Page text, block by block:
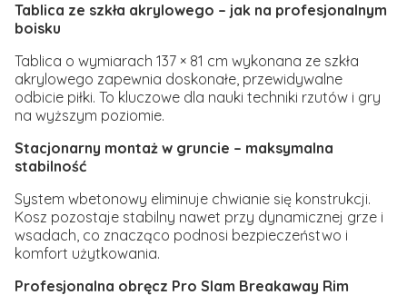
Tablica ze szkła akrylowego – jak na profesjonalnym
boisku
Tablica o wymiarach 137 × 81 cm wykonana ze szkła
akrylowego zapewnia doskonałe, przewidywalne
odbicie piłki. To kluczowe dla nauki techniki rzutów i gry
na wyższym poziomie.
Stacjonarny montaż w gruncie – maksymalna
stabilność
System wbetonowy eliminuje chwianie się konstrukcji.
Kosz pozostaje stabilny nawet przy dynamicznej grze i
wsadach, co znacząco podnosi bezpieczeństwo i
komfort użytkowania.
Profesjonalna obręcz Pro Slam Breakaway Rim